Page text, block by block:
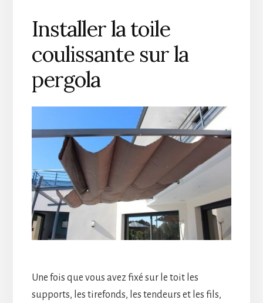
Installer la toile
coulissante sur la
pergola
Une fois que vous avez fixé sur le toit les
supports, les tirefonds, les tendeurs et les fils,